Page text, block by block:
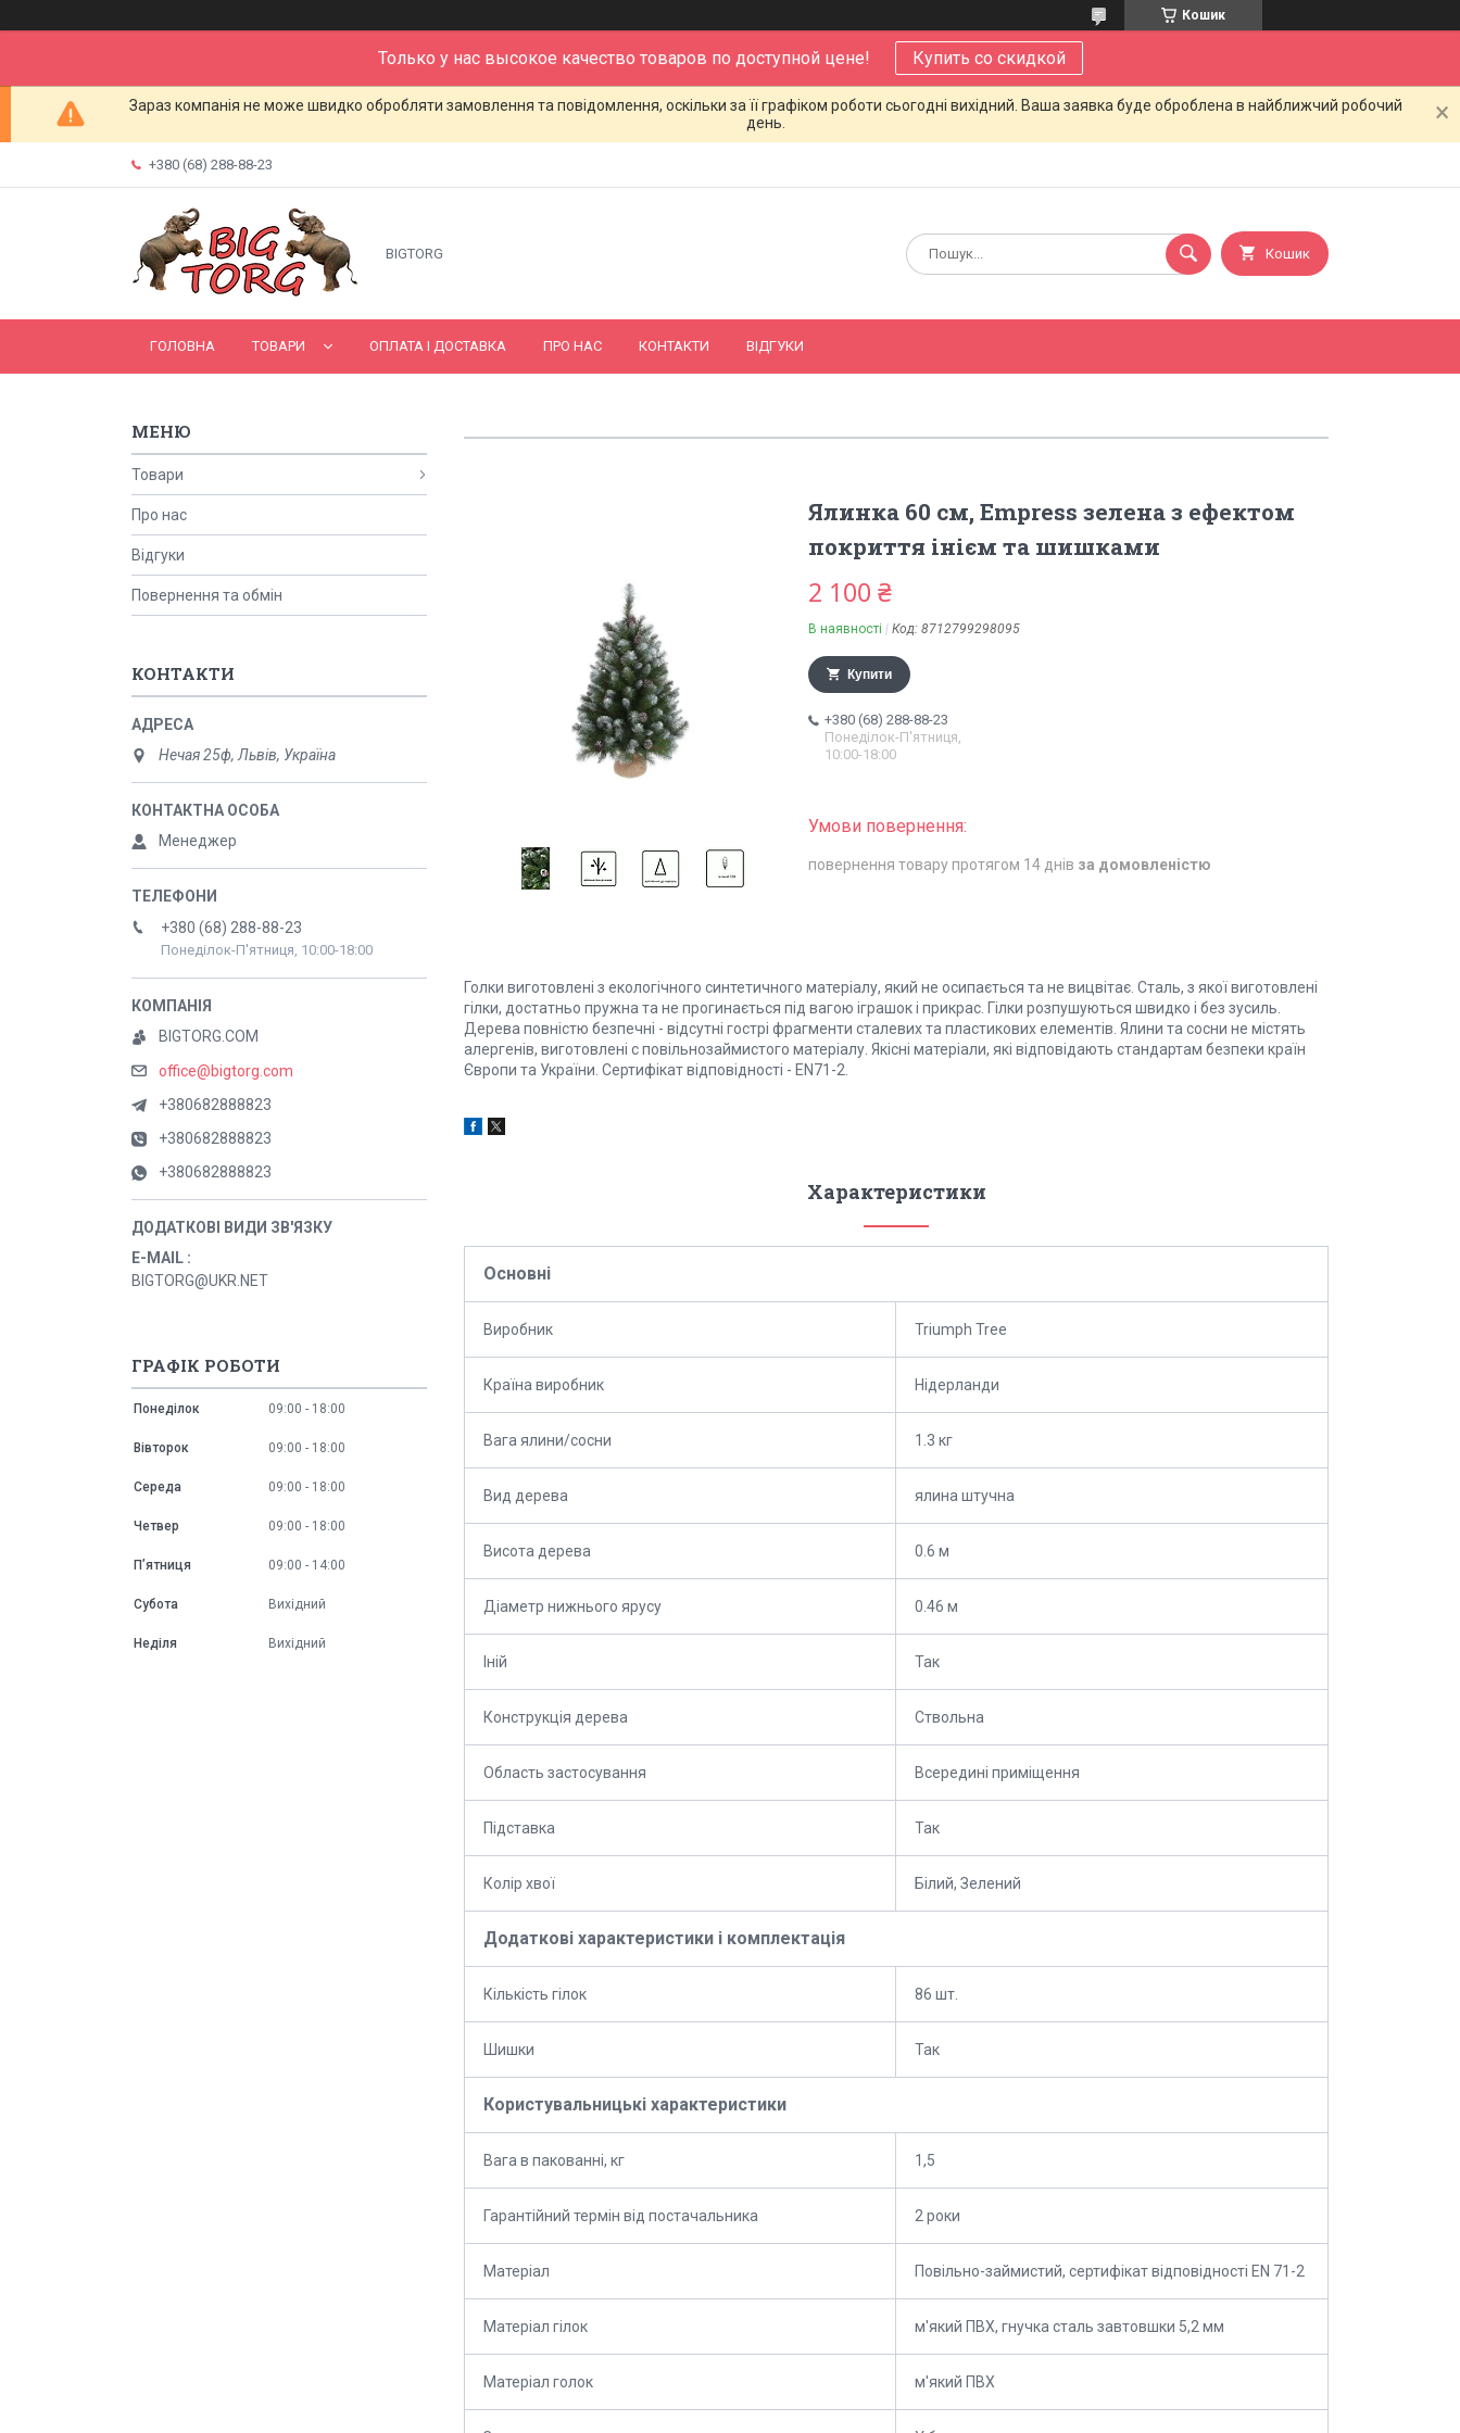
Кошик
Только у нас высокое качество товаров по доступной цене! Купить со скидкой
Зараз компанія не може швидко обробляти замовлення та повідомлення, оскільки за її графіком роботи сьогодні вихідний. Ваша заявка буде оброблена в найближчий робочий
день.
+380 (68) 288-88-23
BIGTORG Кошик
ГОЛОВНА ТОВАРИ ОПЛАТА І ДОСТАВКА ПРО НАС КОНТАКТИ ВІДГУКИ
Ялинка 60 см, Empress зелена з ефектом
покриття інієм та шишками
2 100 ₴
В наявності Код: 8712799298095
Купити
+380 (68) 288-88-23
Понеділок-П'ятниця,
10:00-18:00
повернення товару протягом 14 днів за домовленістю
Голки виготовлені з екологічного синтетичного матеріалу, який не осипається та не вицвітає. Сталь, з якої виготовлені
гілки, достатньо пружна та не прогинається під вагою іграшок і прикрас. Гілки розпушуються швидко і без зусиль.
Дерева повністю безпечні - відсутні гострі фрагменти сталевих та пластикових елементів. Ялини та сосни не містять
алергенів, виготовленi с повiльнозаймистого матеріалу. Якісні матеріали, які відповідають стандартам безпеки країн
Європи та України. Сертифікат відповідності - EN71-2.
Характеристики
Основні
Виробник Triumph Tree
Країна виробник Нідерланди
Вага ялини/сосни 1.3 кг
Вид дерева ялина штучна
Висота дерева 0.6 м
Діаметр нижнього ярусу 0.46 м
Іній Так
Конструкція дерева Ствольна
Область застосування Всередині приміщення
Підставка Так
Колір хвої Білий, Зелений
Додаткові характеристики і комплектація
Кількість гілок 86 шт.
Шишки Так
Користувальницькі характеристики
Вага в пакованні, кг 1,5
Гарантійний термін від постачальника 2 роки
Матеріал Повільно-займистий, сертифікат відповідності EN 71-2
Матеріал гілок м'який ПВХ, гнучка сталь завтовшки 5,2 мм
Матеріал голок м'який ПВХ
Товари
Про нас
Відгуки
Повернення та обмін
КОНТАКТИ
Нечая 25ф, Львів, Україна
Менеджер
+380 (68) 288-88-23
Понеділок-П'ятниця, 10:00-18:00
BIGTORG.COM
office@bigtorg.com
+380682888823
+380682888823
+380682888823
E-MAIL
BIGTORG@UKR.NET
ГРАФІК РОБОТИ
Понеділок 09:00 18:00
Вівторок 09:00 18:00
Середа 09:00 18:00
Четвер 09:00 18:00
Пʼятниця 09:00 14:00
Субота Вихідний
Неділя Вихідний